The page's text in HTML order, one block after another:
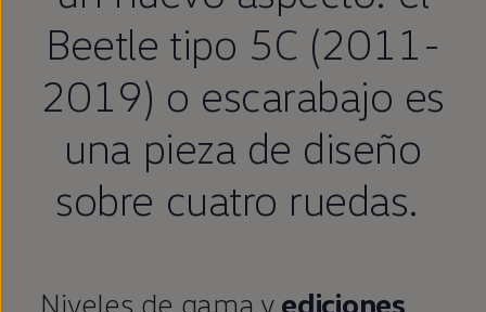
Beetle tipo 5C (2011-
2019) o escarabajo es
una pieza de diseño
sobre cuatro ruedas.
Niveles de gama y ediciones